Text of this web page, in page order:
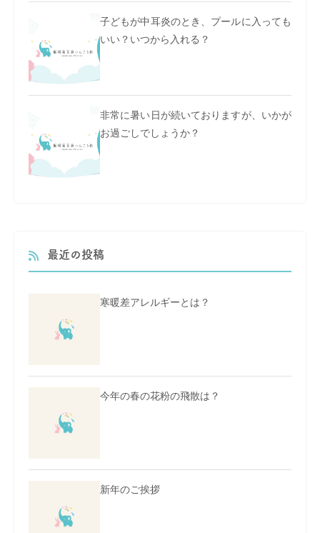
子どもが中耳炎のとき、プールに入っても
いい？いつから入れる？
非常に暑い日が続いておりますが、いかが
お過ごしでしょうか？
最近の投稿
寒暖差アレルギーとは？
今年の春の花粉の飛散は？
新年のご挨拶